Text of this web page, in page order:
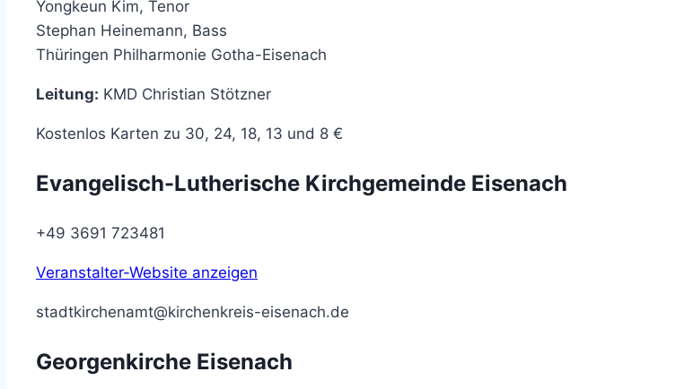
Yongkeun Kim, Tenor
Stephan Heinemann, Bass
Thüringen Philharmonie Gotha-Eisenach
Leitung: KMD Christian Stötzner
Kostenlos Karten zu 30, 24, 18, 13 und 8 €
Evangelisch-Lutherische Kirchgemeinde Eisenach
+49 3691 723481
Veranstalter-Website anzeigen
stadtkirchenamt@kirchenkreis-eisenach.de
Georgenkirche Eisenach